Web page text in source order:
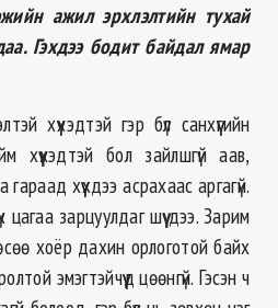
ажил эрхлэлтийн тухай
Гэхдээ бодит байдал ямар
хүүхэдтэй гэр бүл санхүүгийн
хүүхэдтэй бол зайлшгүй аав,
хүүхдээ асрахаас аргагүй.
цагаа зарцуулдаг шүү дээ. Зарим
хоёр дахин орлоготой байх
эмэгтэйчүүд цөөнгүй. Гэсэн ч